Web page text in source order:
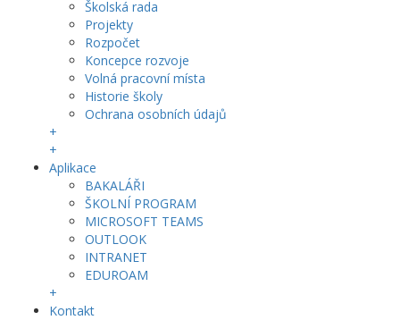
Školská rada
Projekty
Rozpočet
Koncepce rozvoje
Volná pracovní místa
Historie školy
Ochrana osobních údajů
+
+
Aplikace
BAKALÁŘI
ŠKOLNÍ PROGRAM
MICROSOFT TEAMS
OUTLOOK
INTRANET
EDUROAM
+
Kontakt